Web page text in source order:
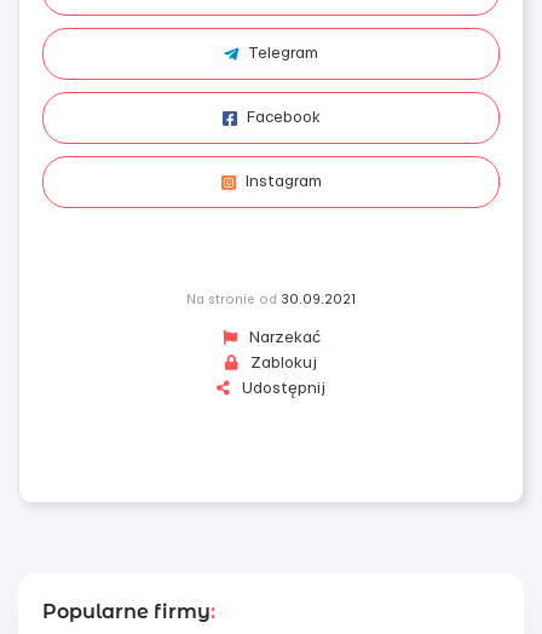
Telegram
Facebook
Instagram
Na stronie od 30.09.2021
Narzekać
Zablokuj
Udostępnij
Popularne firmy: